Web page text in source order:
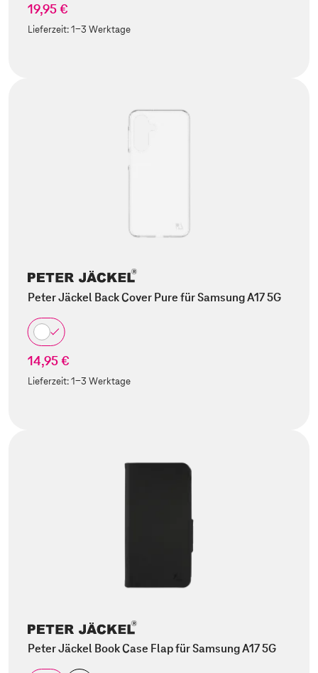
19,95 €
Lieferzeit:1-3 Werktage
Peter Jäckel Back Cover Pure für Samsung A17 5G
14,95 €
Lieferzeit:1-3 Werktage
Peter Jäckel Book Case Flap für Samsung A17 5G